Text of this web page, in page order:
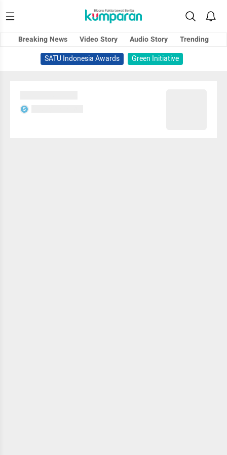
Breaking News Video Story Audio Story
Trending
SATU Indonesia Awards
Green Initiative
S